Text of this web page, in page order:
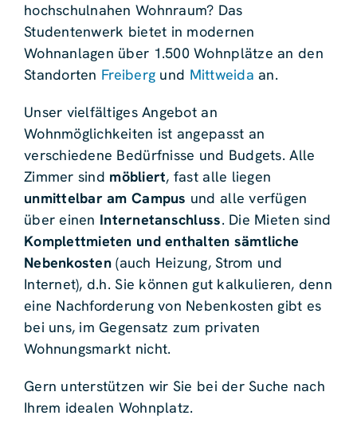
hochschulnahen Wohnraum? Das
Studentenwerk bietet in modernen
Wohnanlagen über 1.500 Wohnplätze an den
Standorten Freiberg und Mittweida an.
Unser vielfältiges Angebot an
Wohnmöglichkeiten ist angepasst an
verschiedene Bedürfnisse und Budgets. Alle
Zimmer sind möbliert, fast alle liegen
unmittelbar am Campus und alle verfügen
über einen Internetanschluss. Die Mieten sind
Komplettmieten und enthalten sämtliche
Nebenkosten(auch Heizung, Strom und
Internet), d.h. Sie können gut kalkulieren, denn
eine Nachforderung von Nebenkosten gibt es
bei uns, im Gegensatz zum privaten
Wohnungsmarkt nicht.
Gern unterstützen wir Sie bei der Suche nach
Ihrem idealen Wohnplatz.